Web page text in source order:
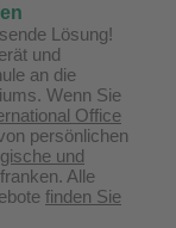
Lösung!
und
an die
Wenn Sie
Office
persönlichen
und
Alle
finden Sie